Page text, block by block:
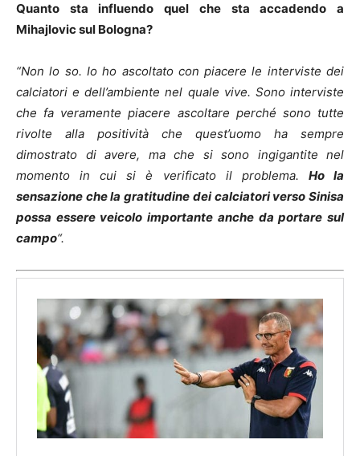
Quanto sta influendo quel che sta accadendo a
Mihajlovic sul Bologna?
“Non lo so. Io ho ascoltato con piacere le interviste dei
calciatori e dell’ambiente nel quale vive. Sono interviste
che fa veramente piacere ascoltare perché sono tutte
rivolte alla positività che quest’uomo ha sempre
dimostrato di avere, ma che si sono ingigantite nel
momento in cui si è verificato il problema. Ho la
sensazione che la gratitudine dei calciatori verso Sinisa
possa essere veicolo importante anche da portare sul
campo“.